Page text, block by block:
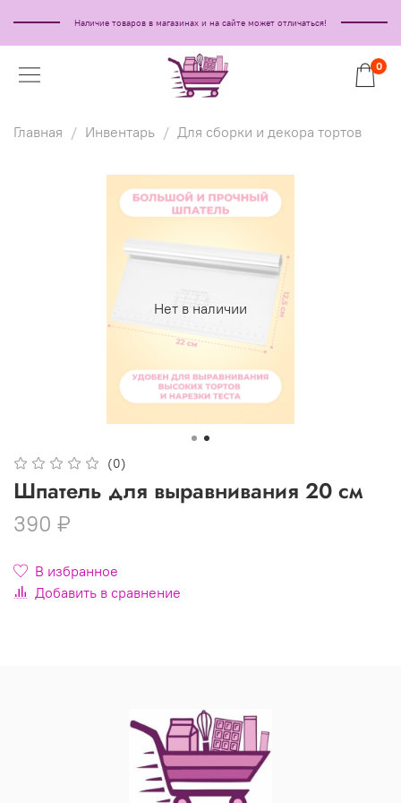
Наличие товаров в магазинах и на сайте может отличаться!
0
Главная Инвентарь Для сборки и декора тортов
Нет в наличии
(0)
Шпатель для выравнивания 20 см
390 ₽
В избранное
Добавить в сравнение